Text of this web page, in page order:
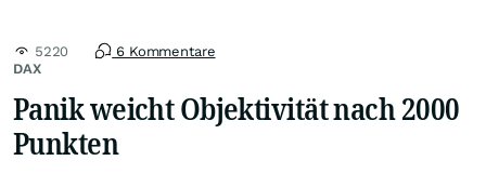
DAX
5220 6 Kommentare
Panik weicht Objektivität nach 2000
Punkten